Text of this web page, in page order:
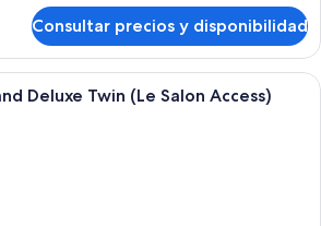
Consultar precios y disponibilidad
Habitación de hotel con dos camas,
Deluxe Twin (Le Salon Access)